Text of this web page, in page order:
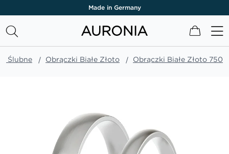
Made in Germany
Mój
Ślubne Obrączki Białe Złoto Obrączki Białe Złoto 750